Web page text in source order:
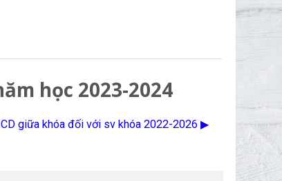
học 2023-2024
giữa khóa đối với sv khóa 2022-2026 ▶︎